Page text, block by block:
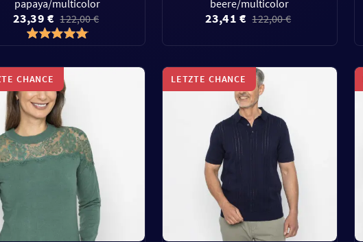
papaya/multicolor
23,39 € 122,00 €
beere/multicolor
23,41 € 122,00 €
CHANCE LETZTE CHANCE